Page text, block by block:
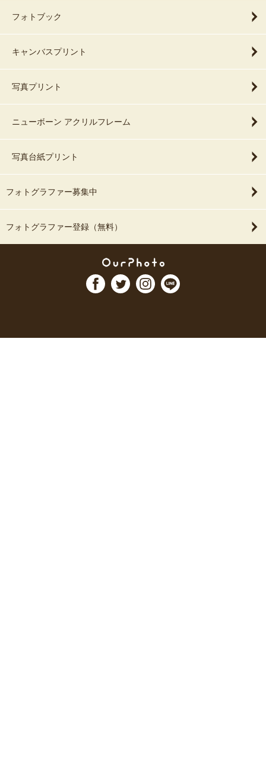
フォトブック
キャンバスプリント
写真プリント
ニューボーン アクリルフレーム
写真台紙プリント
フォトグラファー募集中
フォトグラファー登録（無料）